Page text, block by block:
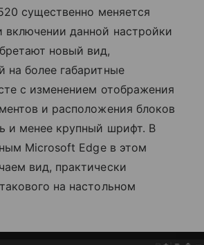
существенно меняется
данной настройки
новый вид,
на более габаритные
с изменением отображения
и расположения блоков
и менее крупный шрифт. В
Microsoft Edge в этом
вид, практически
на настольном